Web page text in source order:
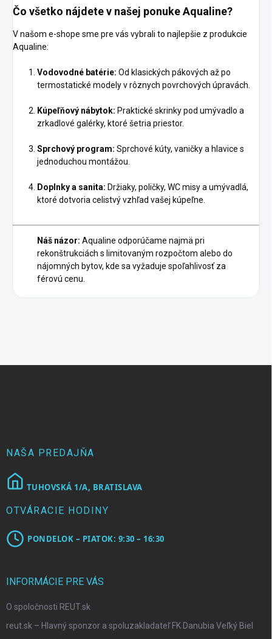
Čo všetko nájdete v našej ponuke Aqualine?
V našom e-shope sme pre vás vybrali to najlepšie z produkcie
Aqualine:
Vodovodné batérie: Od klasických pákových až po
termostatické modely v rôznych povrchových úpravách.
Kúpeľňový nábytok: Praktické skrinky pod umývadlo a
zrkadlové galérky, ktoré šetria priestor.
Sprchový program: Sprchové kúty, vaničky a hlavice s
jednoduchou montážou.
Doplnky a sanita: Držiaky, poličky, WC misy a umývadlá,
ktoré dotvoria celistvý vzhľad vašej kúpeľne.
Náš názor: Aqualine odporúčame najmä pri
rekonštrukciách s limitovaným rozpočtom alebo do
nájomných bytov, kde sa vyžaduje spoľahlivosť za
férovú cenu.
NAŠA PREDAJŇA
TUHOVSKÁ 1/A, BRATISLAVA
OTVÁRACIE HODINY
PONDELOK – PIATOK: 9:30 – 16:30
INFORMÁCIE PRE VÁS
O spoločnosti REUT.sk
reut.sk – Hlavný sponzor a spoluzakladateľ FK Danubia Veľký Biel